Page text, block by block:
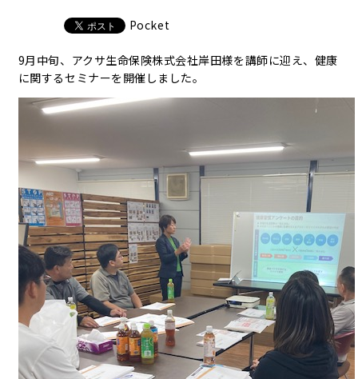
Pocket
9月中旬、アクサ生命保険株式会社岸田様を講師に迎え、健康
に関するセミナーを開催しました。